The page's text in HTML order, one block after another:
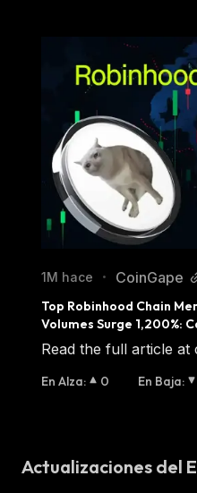
1M hace • CoinGape
Top Robinhood Chain
Volumes Surge 1,200%:
Read the full article at
En Alza: 0 En Baja:
Actualizaciones del